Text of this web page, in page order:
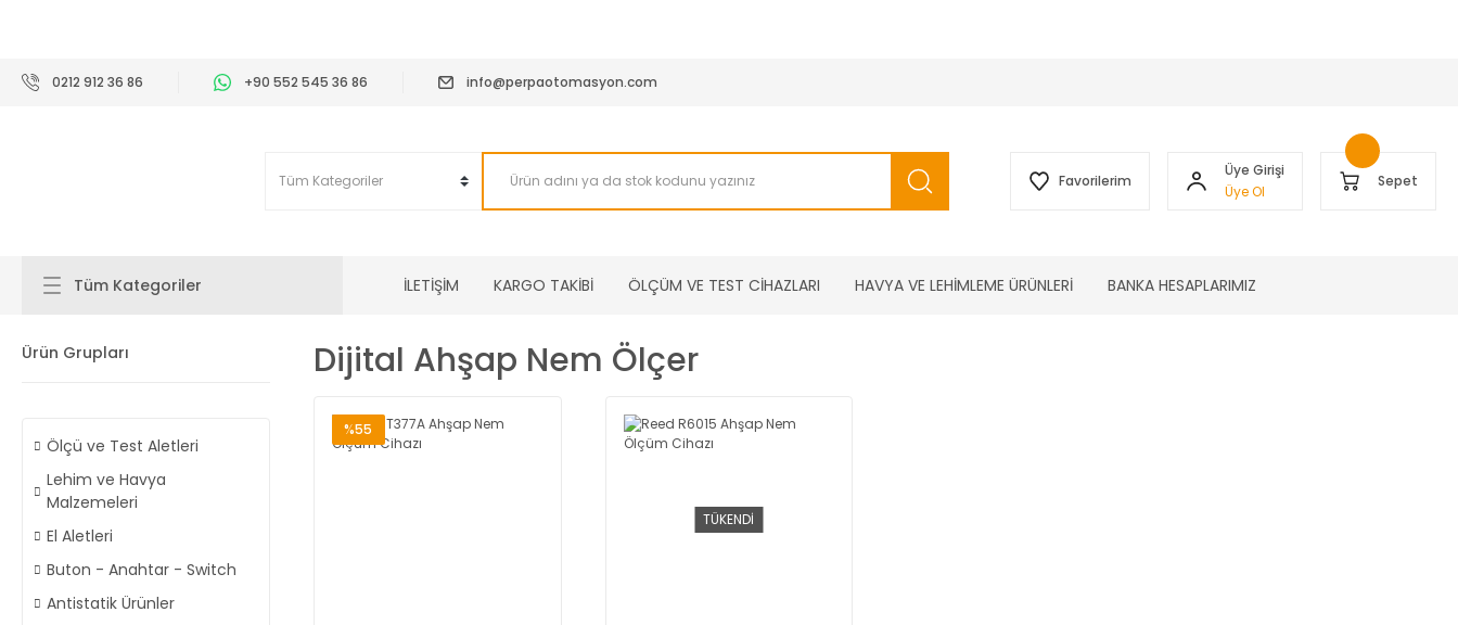
0212 912 36 86 +90 552 545 36 86 info@perpaotomasyon.com
Favorilerim
Üye Girişi
Üye Ol
Sepet
Tüm Kategoriler İLETİŞİM KARGO TAKİBİ ÖLÇÜM VE TEST CİHAZLARI HAVYA VE LEHİMLEME ÜRÜNLERİ BANKA HESAPLARIMIZ
Ürün Grupları
Ölçü ve Test Aletleri
Lehim ve Havya
Malzemeleri
El Aletleri
Buton - Anahtar - Switch
Antistatik Ürünler
Dijital Ahşap Nem Ölçer
%55
TÜKENDİ